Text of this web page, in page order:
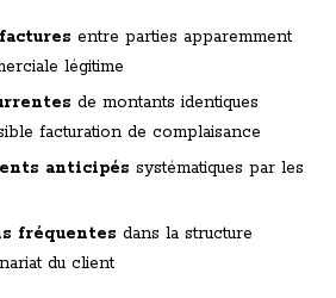
entre parties apparemment
légitime
de montants identiques
facturation de complaisance
anticipés systématiques par les
fréquentes dans la structure
du client